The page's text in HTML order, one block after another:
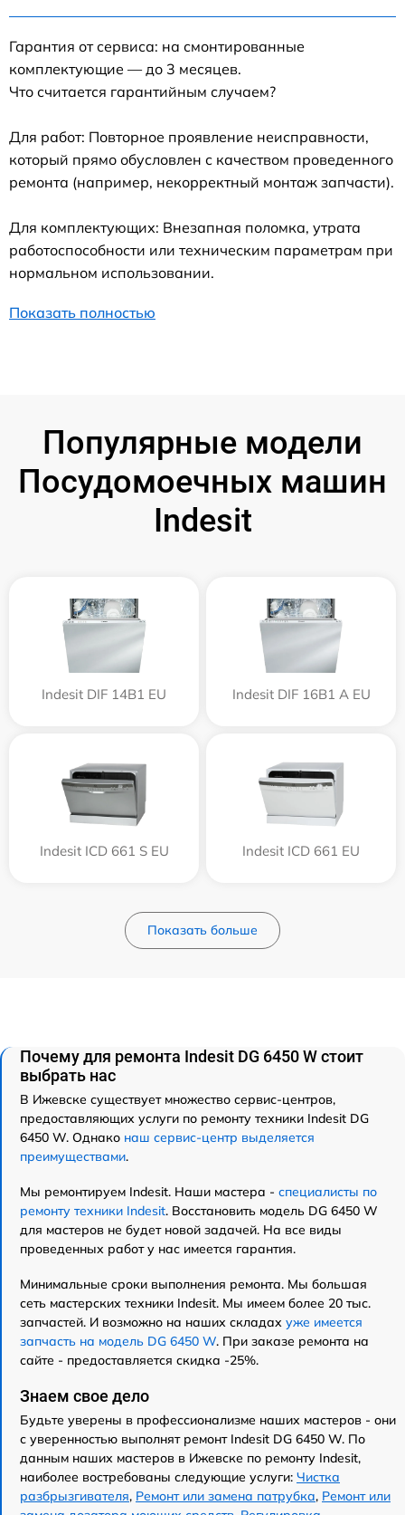
Гарантия от сервиса: на смонтированные
комплектующие — до 3 месяцев.
Что считается гарантийным случаем?
Для работ: Повторное проявление неисправности,
который прямо обусловлен с качеством проведенного
ремонта (например, некорректный монтаж запчасти).
Для комплектующих: Внезапная поломка, утрата
работоспособности или техническим параметрам при
нормальном использовании.
Показать полностью
Популярные модели
Посудомоечных машин
Indesit
Indesit DIF 14B1 EU Indesit DIF 16B1 A EU
Indesit ICD 661 S EU Indesit ICD 661 EU
Показать больше
Почему для ремонта Indesit DG 6450 W стоит
выбрать нас
В Ижевске существует множество сервис-центров,
предоставляющих услуги по ремонту техники Indesit DG
6450 W. Однако наш сервис-центр выделяется
преимуществами.
Мы ремонтируем Indesit. Наши мастера - специалисты по
ремонту техники Indesit. Восстановить модель DG 6450 W
для мастеров не будет новой задачей. На все виды
проведенных работ у нас имеется гарантия.
Минимальные сроки выполнения ремонта. Мы большая
сеть мастерских техники Indesit. Мы имеем более 20 тыс.
запчастей. И возможно на наших складах уже имеется
запчасть на модель DG 6450 W. При заказе ремонта на
сайте - предоставляется скидка -25%.
Знаем свое дело
Будьте уверены в профессионализме наших мастеров - они
с уверенностью выполнят ремонт Indesit DG 6450 W. По
данным наших мастеров в Ижевске по ремонту Indesit,
наиболее востребованы следующие услуги: Чистка
разбрызгивателя, Ремонт или замена патрубка, Ремонт или